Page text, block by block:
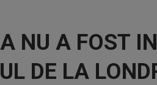
NU A FOST
DE LA